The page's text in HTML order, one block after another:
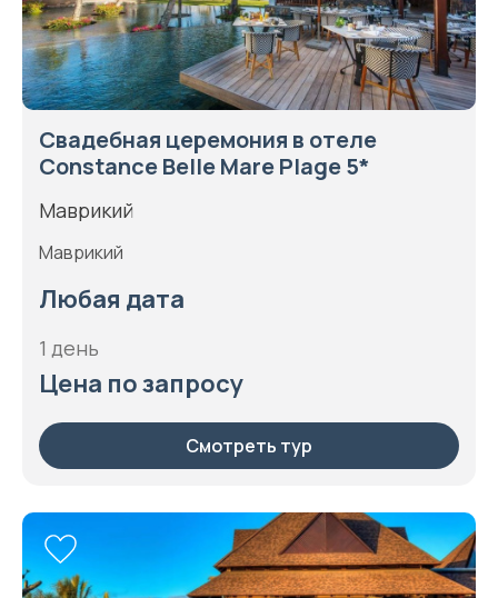
Свадебная церемония в отеле
Constance Belle Mare Plage 5*
Маврикий
Маврикий
Любая дата
1 день
Цена по запросу
Смотреть тур